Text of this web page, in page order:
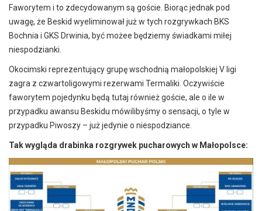
Faworytem i to zdecydowanym są goście. Biorąc jednak pod
uwagę, że Beskid wyeliminował już w tych rozgrywkach BKS
Bochnia i GKS Drwinia, być możee będziemy świadkami miłej
niespodzianki.
Okocimski reprezentujący grupę wschodnią małopolskiej V ligi
zagra z czwartoligowymi rezerwami Termaliki. Oczywiście
faworytem pojedynku będą tutaj również goście, ale o ile w
przypadku awansu Beskidu mówilibyśmy o sensacji, o tyle w
przypadku Piwoszy – już jedynie o niespodziance.
Tak wygląda drabinka rozgrywek pucharowych w Małopolsce: